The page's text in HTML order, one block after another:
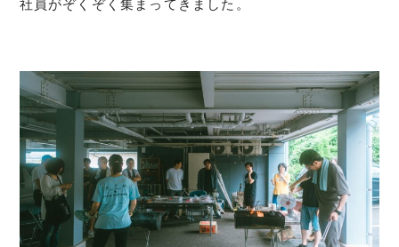
社員がぞくぞく集まってきました。